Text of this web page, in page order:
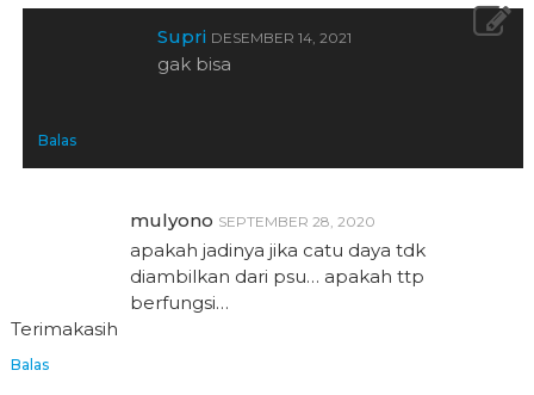
Supri DESEMBER 14, 2021
gak bisa
Balas
mulyono SEPTEMBER 28, 2020
apakah jadinya jika catu daya tdk
diambilkan dari psu… apakah ttp
berfungsi…
Terimakasih
Balas